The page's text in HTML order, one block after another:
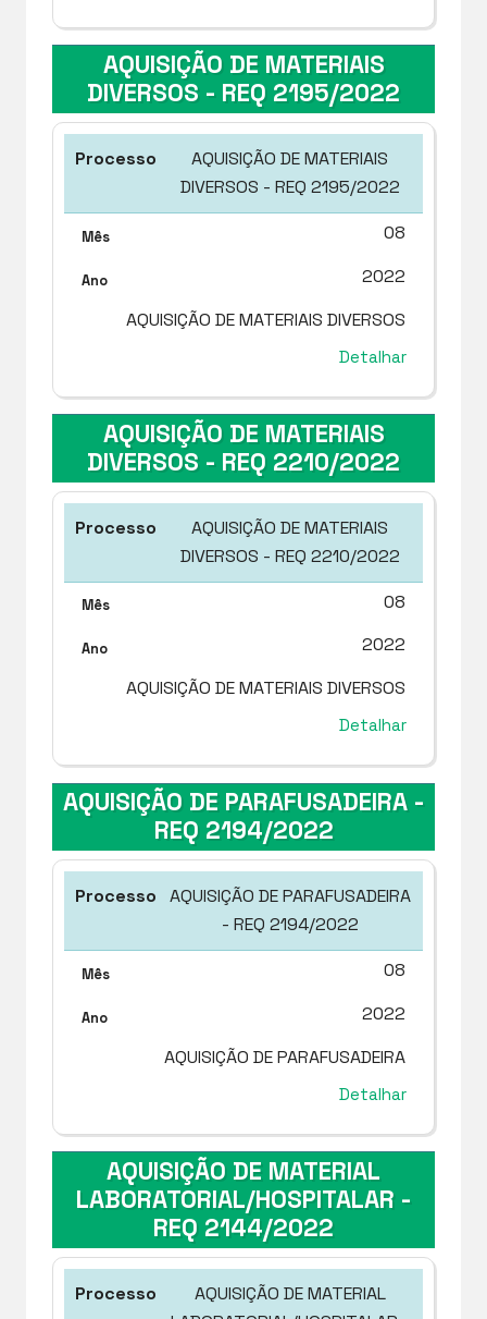
AQUISIÇÃO DE MATERIAIS
DIVERSOS - REQ 2195/2022
AQUISIÇÃO DE MATERIAIS
DIVERSOS - REQ 2195/2022
08
2022
AQUISIÇÃO DE MATERIAIS DIVERSOS
Detalhar
AQUISIÇÃO DE MATERIAIS
DIVERSOS - REQ 2210/2022
AQUISIÇÃO DE MATERIAIS
DIVERSOS - REQ 2210/2022
08
2022
AQUISIÇÃO DE MATERIAIS DIVERSOS
Detalhar
AQUISIÇÃO DE PARAFUSADEIRA -
REQ 2194/2022
AQUISIÇÃO DE PARAFUSADEIRA
- REQ 2194/2022
08
2022
AQUISIÇÃO DE PARAFUSADEIRA
Detalhar
AQUISIÇÃO DE MATERIAL
LABORATORIAL/HOSPITALAR -
REQ 2144/2022
AQUISIÇÃO DE MATERIAL